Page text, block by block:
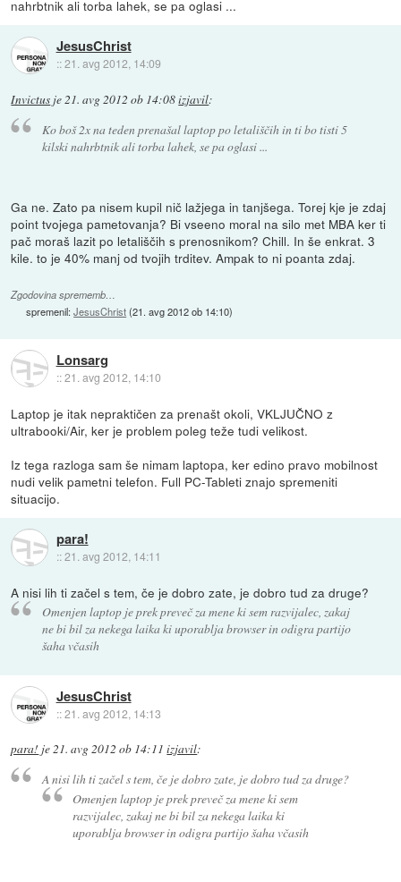
nahrbtnik ali torba lahek, se pa oglasi ...
JesusChrist
::21. avg 2012, 14:09
Invictus je21. avg 2012 ob 14:08izjavil:
Ko boš 2x na teden prenašal laptop po letališčih in ti bo tisti 5
kilski nahrbtnik ali torba lahek, se pa oglasi ...
Ga ne. Zato pa nisem kupil nič lažjega in tanjšega. Torej kje je zdaj
point tvojega pametovanja? Bi vseeno moral na silo met MBA ker ti
pač moraš lazit po letališčih s prenosnikom? Chill. In še enkrat. 3
kile. to je 40% manj od tvojih trditev. Ampak to ni poanta zdaj.
Zgodovina sprememb…
spremenil:JesusChrist(21. avg 2012 ob 14:10)
Lonsarg
::21. avg 2012, 14:10
Laptop je itak nepraktičen za prenašt okoli, VKLJUČNO z
ultrabooki/Air, ker je problem poleg teže tudi velikost.
Iz tega razloga sam še nimam laptopa, ker edino pravo mobilnost
nudi velik pametni telefon. Full PC-Tableti znajo spremeniti
situacijo.
para!
::21. avg 2012, 14:11
A nisi lih ti začel s tem, če je dobro zate, je dobro tud za druge?
Omenjen laptop je prek preveč za mene ki sem razvijalec, zakaj
ne bi bil za nekega laika ki uporablja browser in odigra partijo
šaha včasih
JesusChrist
::21. avg 2012, 14:13
para! je21. avg 2012 ob 14:11 izjavil:
A nisi lih ti začel s tem, če je dobro zate, je dobro tud za druge?
Omenjen laptop je prek preveč za mene ki sem
razvijalec, zakaj ne bi bil za nekega laika ki
uporablja browser in odigra partijo šaha včasih